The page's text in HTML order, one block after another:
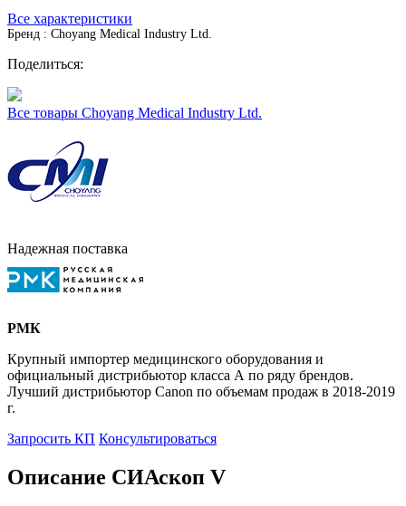
Все характеристики
Бренд : Choyang Medical Industry Ltd.
Поделиться:
Все товары Choyang Medical Industry Ltd.
Надежная поставка
РМК
Крупный импортер медицинского оборудования и
официальный дистрибьютор класса А по ряду брендов.
Лучший дистрибьютор Canon по объемам продаж в 2018-2019
г.
Запросить КП Консультироваться
Описание СИАскоп V